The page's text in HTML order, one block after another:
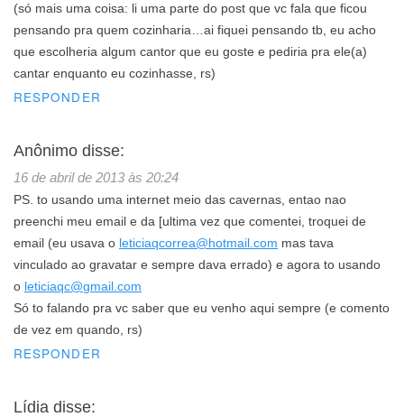
(só mais uma coisa: li uma parte do post que vc fala que ficou
pensando pra quem cozinharia…ai fiquei pensando tb, eu acho
que escolheria algum cantor que eu goste e pediria pra ele(a)
cantar enquanto eu cozinhasse, rs)
RESPONDER
Anônimo disse:
16 de abril de 2013 às 20:24
PS. to usando uma internet meio das cavernas, entao nao
preenchi meu email e da [ultima vez que comentei, troquei de
email (eu usava o leticiaqcorrea@hotmail.com mas tava
vinculado ao gravatar e sempre dava errado) e agora to usando
o leticiaqc@gmail.com
Só to falando pra vc saber que eu venho aqui sempre (e comento
de vez em quando, rs)
RESPONDER
Lídia disse: